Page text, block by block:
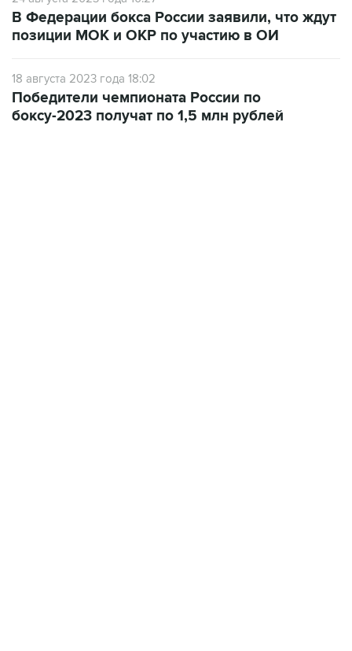
В Федерации бокса России заявили, что ждут
позиции МОК и ОКР по участию в ОИ
18 августа 2023 года 18:02
Победители чемпионата России по
боксу-2023 получат по 1,5 млн рублей